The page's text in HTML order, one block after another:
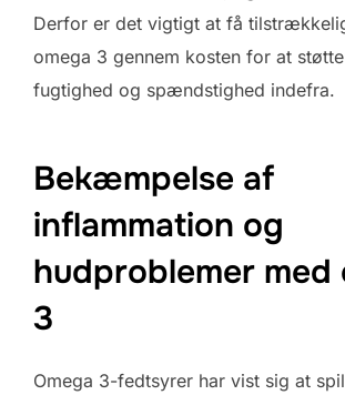
Derfor er det vigtigt at få
omega 3 gennem kosten for at
fugtighed og spændstighed indefra.
Bekæmpelse af
inflammation og
hudproblemer med
3
Omega 3-fedtsyrer har vist sig at